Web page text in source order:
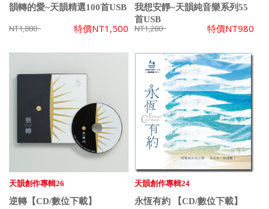
韻轉的愛~天韻精選100首USB
NT1,880 特價NT1,500
我想安靜~天韻純音樂系列55
首USB
NT1,280 特價NT980
天韻創作專輯26
逆轉【CD/數位下載】
天韻創作專輯24
永恆有約 【CD/數位下載】